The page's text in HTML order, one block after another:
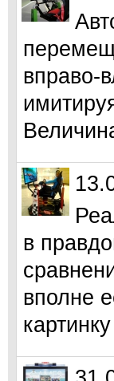
вправо-
в
вполне